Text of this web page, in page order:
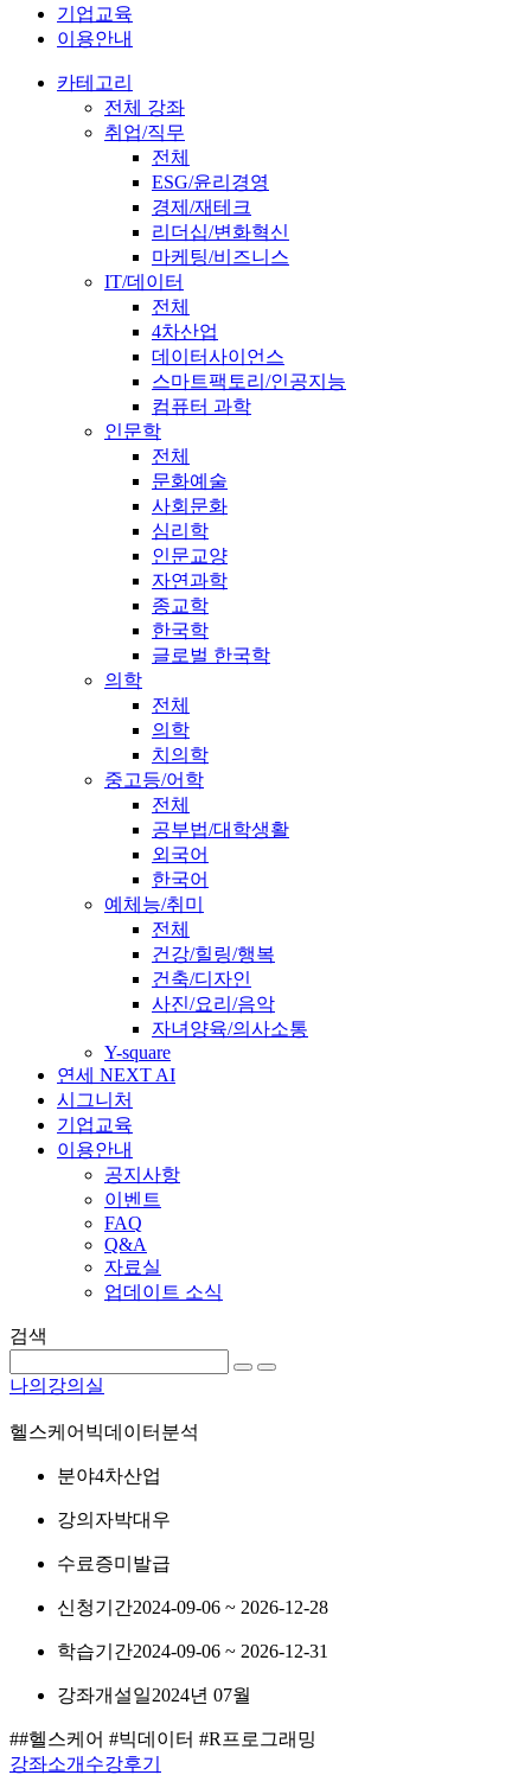
기업교육
이용안내
카테고리
전체 강좌
취업/직무
전체
ESG/윤리경영
경제/재테크
리더십/변화혁신
마케팅/비즈니스
IT/데이터
전체
4차산업
데이터사이언스
스마트팩토리/인공지능
컴퓨터 과학
인문학
전체
문화예술
사회문화
심리학
인문교양
자연과학
종교학
한국학
글로벌 한국학
의학
전체
의학
치의학
중고등/어학
전체
공부법/대학생활
외국어
한국어
예체능/취미
전체
건강/힐링/행복
건축/디자인
사진/요리/음악
자녀양육/의사소통
Y-square
연세 NEXT AI
시그니처
기업교육
이용안내
공지사항
이벤트
FAQ
Q&A
자료실
업데이트 소식
검색
나의강의실
헬스케어빅데이터분석
분야4차산업
강의자박대우
수료증미발급
신청기간2024-09-06 ~ 2026-12-28
학습기간2024-09-06 ~ 2026-12-31
강좌개설일2024년 07월
##헬스케어 #빅데이터 #R프로그래밍
강좌소개 수강후기